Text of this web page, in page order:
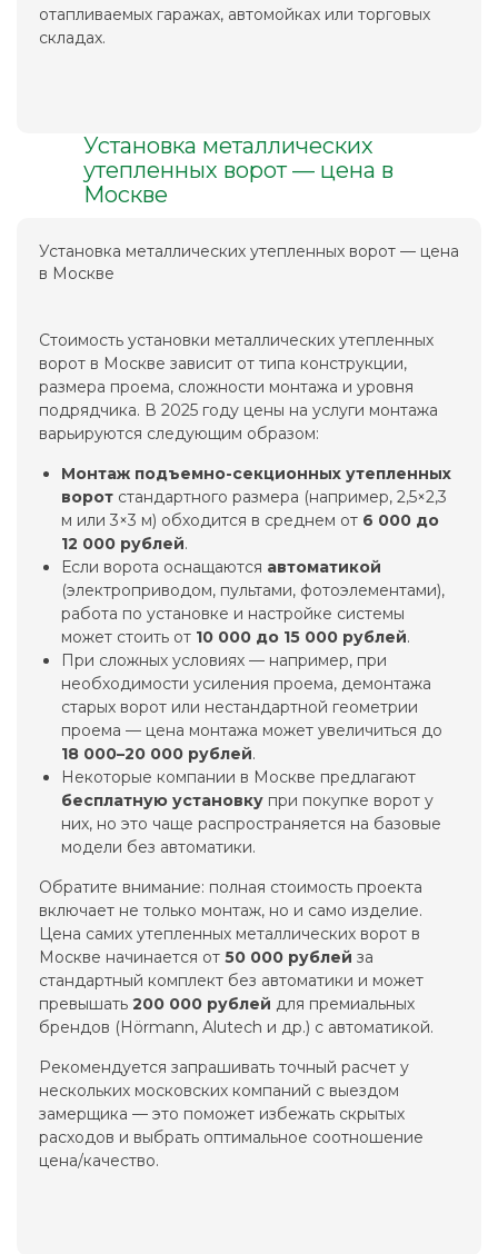
отапливаемых гаражах, автомойках или торговых
складах.
Установка металлических
утепленных ворот — цена в
Москве
Установка металлических утепленных ворот — цена
в Москве
Стоимость установки металлических утепленных
ворот в Москве зависит от типа конструкции,
размера проема, сложности монтажа и уровня
подрядчика. В 2025 году цены на услуги монтажа
варьируются следующим образом:
Монтаж подъемно-секционных утепленных
ворот стандартного размера (например, 2,5×2,3
м или 3×3 м) обходится в среднем от 6 000 до
12 000 рублей.
Если ворота оснащаются автоматикой
(электроприводом, пультами, фотоэлементами),
работа по установке и настройке системы
может стоить от 10 000 до 15 000 рублей.
При сложных условиях — например, при
необходимости усиления проема, демонтажа
старых ворот или нестандартной геометрии
проема — цена монтажа может увеличиться до
18 000–20 000 рублей.
Некоторые компании в Москве предлагают
бесплатную установку при покупке ворот у
них, но это чаще распространяется на базовые
модели без автоматики.
Обратите внимание: полная стоимость проекта
включает не только монтаж, но и само изделие.
Цена самих утепленных металлических ворот в
Москве начинается от 50 000 рублей за
стандартный комплект без автоматики и может
превышать 200 000 рублей для премиальных
брендов (Hörmann, Alutech и др.) с автоматикой.
Рекомендуется запрашивать точный расчет у
нескольких московских компаний с выездом
замерщика — это поможет избежать скрытых
расходов и выбрать оптимальное соотношение
цена/качество.